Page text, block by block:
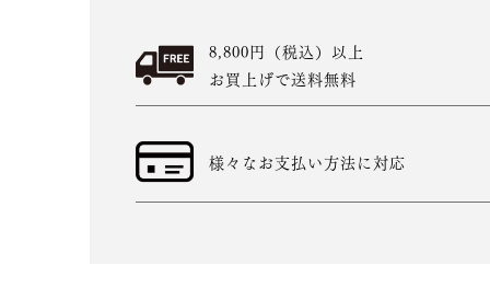
8,800円（税込）以上
お買上げで送料無料
様々なお支払い方法に対応